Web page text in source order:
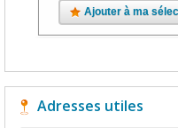
Ajouter à ma
Adresses utiles